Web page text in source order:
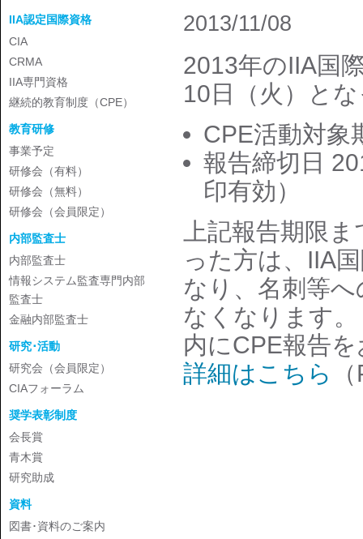
IIA認定国際資格
CIA
CRMA
IIA専門資格
継続的教育制度（CPE）
教育研修
事業予定
研修会（有料）
研修会（無料）
研修会（会員限定）
内部監査士
内部監査士
情報システム監査専門内部
監査士
金融内部監査士
研究･活動
研究会（会員限定）
CIAフォーラム
奨学表彰制度
会長賞
青木賞
研究助成
資料
図書･資料のご案内
2013/11/08
2013年のIIA国
10日（火）と
CPE活動対象
報告締切日
印有効）
上記報告期限
った方は、IIA
なり、名刺等
なくなります
内にCPE報告
詳細はこちら